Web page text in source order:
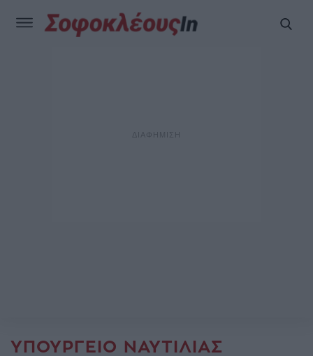
ΥΠΟΥΡΓΕΊΟ ΝΑΥΤΙΛΊΑΣ